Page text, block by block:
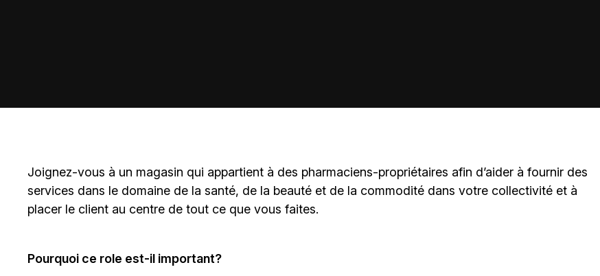
Joignez-vous à un magasin qui appartient à des pharmaciens-propriétaires afin d’aider à fournir des
services dans le domaine de la santé, de la beauté et de la commodité dans votre collectivité et à
placer le client au centre de tout ce que vous faites.
Pourquoi ce role est-il important?